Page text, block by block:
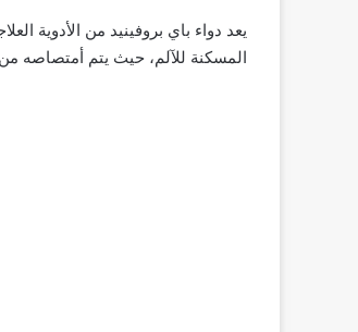
يعد دواء باي بروفينيد من الأدوية
المسكنة للآلم، حيث يتم أمتصاصه